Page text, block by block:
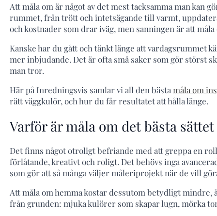
Att måla om är något av det mest tacksamma man kan
rummet, från trött och intetsägande till varmt,
och kostnader som drar iväg, men sanningen är att
Kanske har du gått och tänkt länge att vardagsrummet
mer inbjudande. Det är ofta små saker som gör störst
man tror.
Här på Inredningsvis samlar vi all den bästa måla om
rätt väggkulör, och hur du får resultatet att hålla länge.
Varför är måla om det bästa
Det finns något otroligt befriande med att greppa en
förlåtande, kreativt och roligt. Det behövs inga
som gör att så många väljer måleriprojekt när de vill
Att måla om hemma kostar dessutom betydligt
från grunden: mjuka kulörer som skapar lugn, mörka